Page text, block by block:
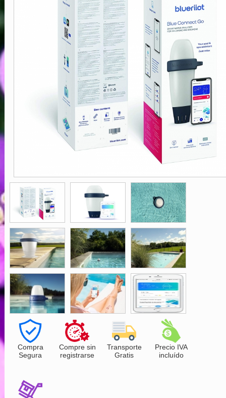
Compra
Segura
Compre sin
registrarse
Transporte
Gratis
Precio IVA
incluído